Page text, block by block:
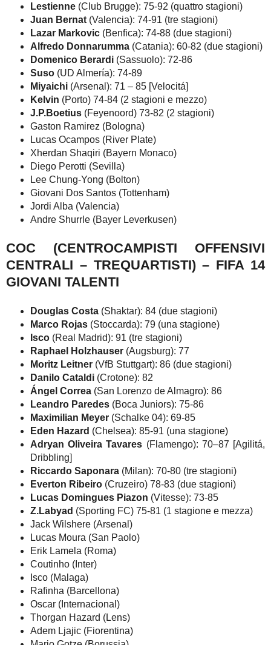
Lestienne (Club Brugge): 75-92 (quattro stagioni)
Juan Bernat (Valencia): 74-91 (tre stagioni)
Lazar Markovic (Benfica): 74-88 (due stagioni)
Alfredo Donnarumma (Catania): 60-82 (due stagioni)
Domenico Berardi (Sassuolo): 72-86
Suso (UD Almería): 74-89
Miyaichi (Arsenal): 71 – 85 [Velocitá]
Kelvin (Porto) 74-84 (2 stagioni e mezzo)
J.P.Boetius (Feyenoord) 73-82 (2 stagioni)
Gaston Ramirez (Bologna)
Lucas Ocampos (River Plate)
Xherdan Shaqiri (Bayern Monaco)
Diego Perotti (Sevilla)
Lee Chung-Yong (Bolton)
Giovani Dos Santos (Tottenham)
Jordi Alba (Valencia)
Andre Shurrle (Bayer Leverkusen)
COC (CENTROCAMPISTI OFFENSIVI
CENTRALI – TREQUARTISTI) – FIFA 14
GIOVANI TALENTI
Douglas Costa (Shaktar): 84 (due stagioni)
Marco Rojas (Stoccarda): 79 (una stagione)
Isco (Real Madrid): 91 (tre stagioni)
Raphael Holzhauser (Augsburg): 77
Moritz Leitner (VfB Stuttgart): 86 (due stagioni)
Danilo Cataldi (Crotone): 82
Ángel Correa (San Lorenzo de Almagro): 86
Leandro Paredes (Boca Juniors): 75-86
Maximilian Meyer (Schalke 04): 69-85
Eden Hazard (Chelsea): 85-91 (una stagione)
Adryan Oliveira Tavares (Flamengo): 70–87 [Agilitá,
Dribbling]
Riccardo Saponara (Milan): 70-80 (tre stagioni)
Everton Ribeiro (Cruzeiro) 78-83 (due stagioni)
Lucas Domingues Piazon (Vitesse): 73-85
Z.Labyad (Sporting FC) 75-81 (1 stagione e mezza)
Jack Wilshere (Arsenal)
Lucas Moura (San Paolo)
Erik Lamela (Roma)
Coutinho (Inter)
Isco (Malaga)
Rafinha (Barcellona)
Oscar (Internacional)
Thorgan Hazard (Lens)
Adem Ljajic (Fiorentina)